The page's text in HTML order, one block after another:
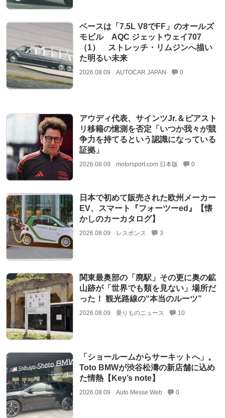
ベースは「7.5L V8でFF」のオールズ
モビル AQC ジェットウェイ707
（1） ストレッチ・リムジンへ描い
た明るい未来
2026.08.09 AUTOCAR JAPAN 0
アウディ代表、サインツJr.＆ピアスト
リ移籍の憶測を否定「いつか我々が競
争力を持てるという認識になっている
証拠」
2026.08.09 motorsport.com 日本版 0
日本で初めて販売された欧州メーカー
EV、スマート『フォーツーed』【懐
かしのカーカタログ】
2026.08.09 レスポンス 3
関東最奥部の「廃駅」その更に奥の鉱
山跡が「世界でも類を見ない」場所だ
った！ 観光路線の“本当のルーツ”
2026.08.09 乗りものニュース 10
「ショールームからサーキットへ」。
Toto BMWが渋谷松濤の新店舗に込め
た情熱【Key’s note】
2026.08.09 Auto Messe Web 0